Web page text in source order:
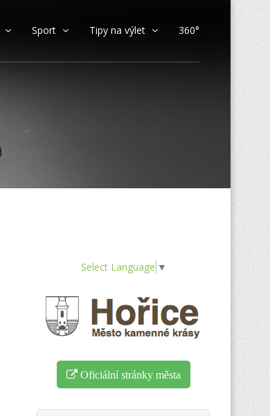
Sport Tipy na výlet 360°
Select Language ▼
Oficiální stránky města